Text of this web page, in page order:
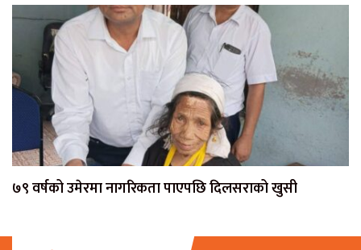
७९ वर्षको उमेरमा नागरिकता पाएपछि दिलसराको खुसी